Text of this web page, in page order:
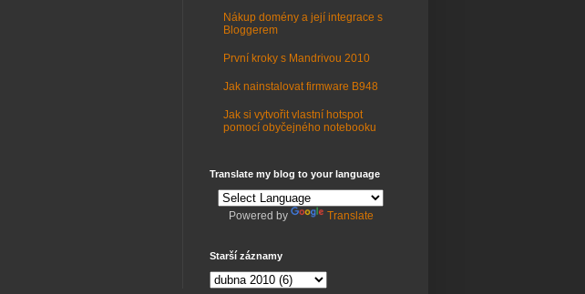
Nákup domény a její integrace s
Bloggerem
První kroky s Mandrivou 2010
Jak nainstalovat firmware B948
Jak si vytvořit vlastní hotspot
pomocí obyčejného notebooku
Translate my blog to your language
Powered by Translate
Starší záznamy